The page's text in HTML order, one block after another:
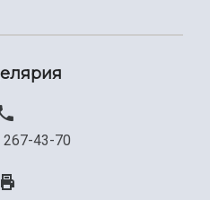
267-43-70